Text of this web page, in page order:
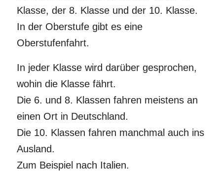
Klasse, der 8. Klasse und der 10. Klasse.
In der Oberstufe gibt es eine
Oberstufenfahrt.
In jeder Klasse wird darüber gesprochen,
wohin die Klasse fährt.
Die 6. und 8. Klassen fahren meistens an
einen Ort in Deutschland.
Die 10. Klassen fahren manchmal auch ins
Ausland.
Zum Beispiel nach Italien.